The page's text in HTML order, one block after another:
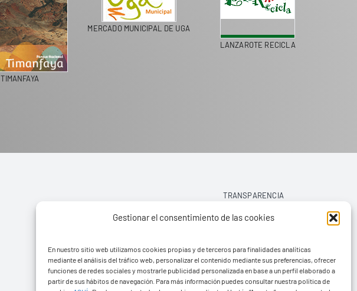
Gestionar el consentimiento de las cookies
En nuestro sitio web utilizamos cookies propias y de terceros para finalidades analíticas
mediante el análisis del tráfico web, personalizar el contenido mediante sus preferencias, ofrecer
funciones de redes sociales y mostrarle publicidad personalizada en base a un perfil elaborado a
partir de sus hábitos de navegación. Para más información puedes consultar nuestra política de
TIMANFAYA
MERCADO MUNICIPAL DE UGA
LANZAROTE RECICLA
TRANSPARENCIA
AVISO LEGAL
POLÍTICA DE PRIVACIDAD
POLÍTICA DE COOKIES (UE)